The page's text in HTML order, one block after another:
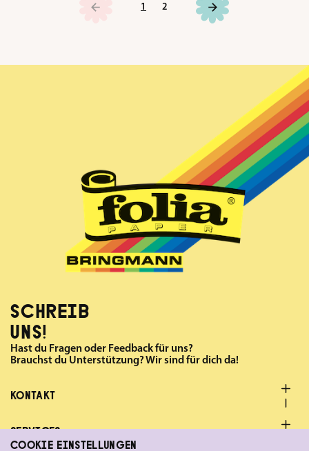
Seite
1 Seite
2
SCHREIB
UNS!
Hast du Fragen oder Feedback für uns?
Brauchst du Unterstützung? Wir sind für dich da!
KONTAKT
SERVICES
COOKIE EINSTELLUNGEN